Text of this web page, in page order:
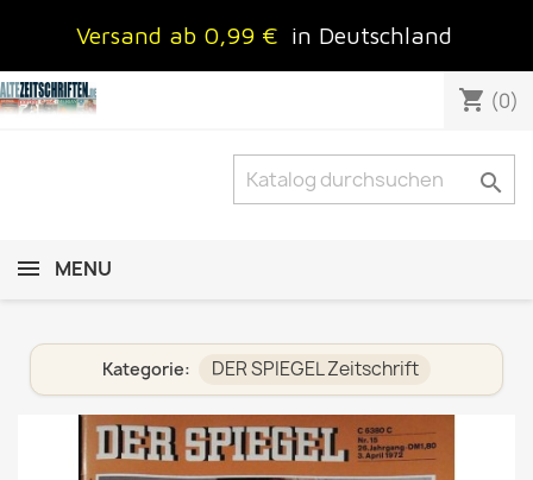
Versand ab 0,99 € in Deutschland
shopping_cart (0)

MENU
Kategorie: DER SPIEGEL Zeitschrift